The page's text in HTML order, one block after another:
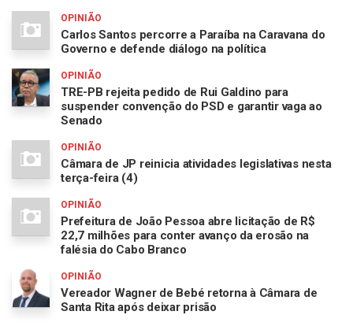
OPINIÃO
Carlos Santos percorre a Paraíba na Caravana do
Governo e defende diálogo na política
OPINIÃO
TRE-PB rejeita pedido de Rui Galdino para
suspender convenção do PSD e garantir vaga ao
Senado
OPINIÃO
Câmara de JP reinicia atividades legislativas nesta
terça-feira (4)
OPINIÃO
Prefeitura de João Pessoa abre licitação de R$
22,7 milhões para conter avanço da erosão na
falésia do Cabo Branco
OPINIÃO
Vereador Wagner de Bebé retorna à Câmara de
Santa Rita após deixar prisão